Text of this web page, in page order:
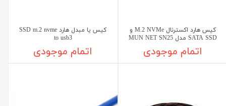
کیس هارد اکسترنال M.2 NVMe و
SATA SSD مدل MUN NET SN25
اتمام موجودی
کیس یا مبدل هارد SSD m.2 nvme
to usb3
اتمام موجودی